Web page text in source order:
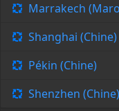
Marrakech
Shanghai (Chine)
Pékin (Chine)
Shenzhen (Chine)